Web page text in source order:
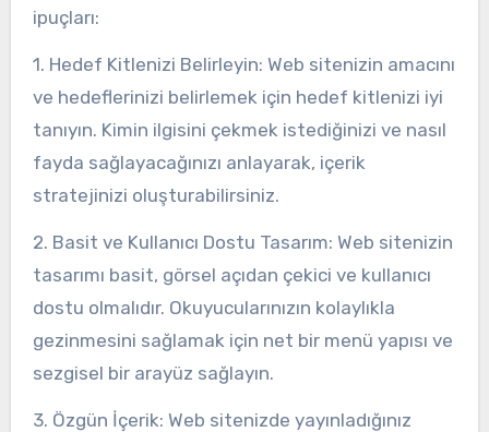
ipuçları:
1. Hedef Kitlenizi Belirleyin: Web sitenizin amacını
ve hedeflerinizi belirlemek için hedef kitlenizi iyi
tanıyın. Kimin ilgisini çekmek istediğinizi ve nasıl
fayda sağlayacağınızı anlayarak, içerik
stratejinizi oluşturabilirsiniz.
2. Basit ve Kullanıcı Dostu Tasarım: Web sitenizin
tasarımı basit, görsel açıdan çekici ve kullanıcı
dostu olmalıdır. Okuyucularınızın kolaylıkla
gezinmesini sağlamak için net bir menü yapısı ve
sezgisel bir arayüz sağlayın.
3. Özgün İçerik: Web sitenizde yayınladığınız